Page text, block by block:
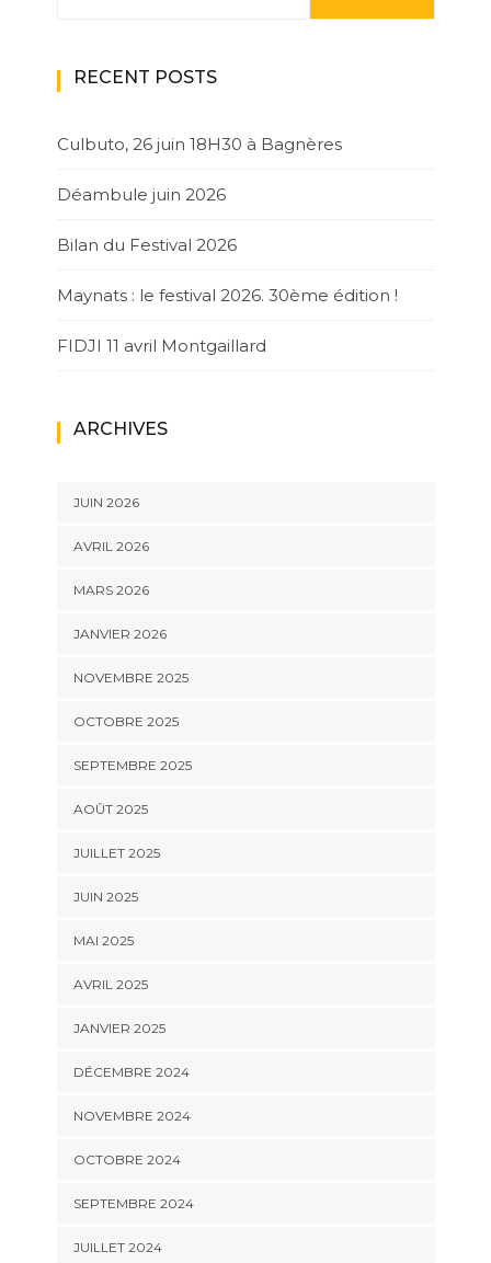
RECENT POSTS
Culbuto, 26 juin 18H30 à Bagnères
Déambule juin 2026
Bilan du Festival 2026
Maynats : le festival 2026. 30ème édition !
FIDJI 11 avril Montgaillard
ARCHIVES
JUIN 2026
AVRIL 2026
MARS 2026
JANVIER 2026
NOVEMBRE 2025
OCTOBRE 2025
SEPTEMBRE 2025
AOÛT 2025
JUILLET 2025
JUIN 2025
MAI 2025
AVRIL 2025
JANVIER 2025
DÉCEMBRE 2024
NOVEMBRE 2024
OCTOBRE 2024
SEPTEMBRE 2024
JUILLET 2024